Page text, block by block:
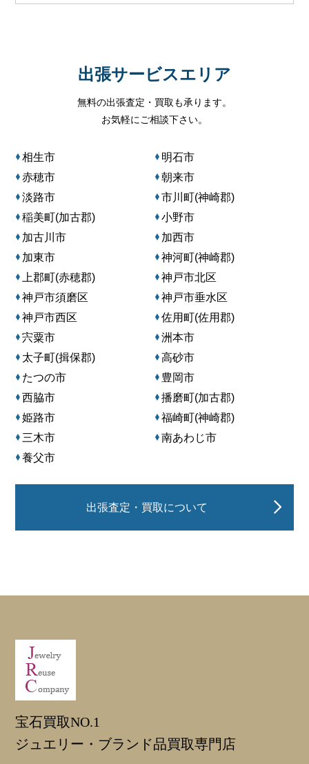
出張サービスエリア
無料の出張査定・買取も承ります。
お気軽にご相談下さい。
相生市
明石市
赤穂市
朝来市
淡路市
市川町(神崎郡)
稲美町(加古郡)
小野市
加古川市
加西市
加東市
神河町(神崎郡)
上郡町(赤穂郡)
神戸市北区
神戸市須磨区
神戸市垂水区
神戸市西区
佐用町(佐用郡)
宍粟市
洲本市
太子町(揖保郡)
高砂市
たつの市
豊岡市
西脇市
播磨町(加古郡)
姫路市
福崎町(神崎郡)
三木市
南あわじ市
養父市
出張査定・買取について
宝石買取NO.1
ジュエリー・ブランド品買取専門店